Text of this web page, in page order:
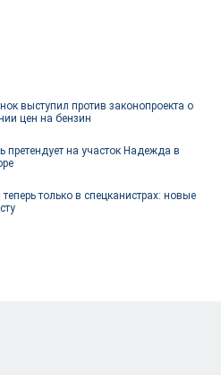
выступил против законопроекта о
цен на бензин
претендует на участок Надежда в
только в спецканистрах: новые